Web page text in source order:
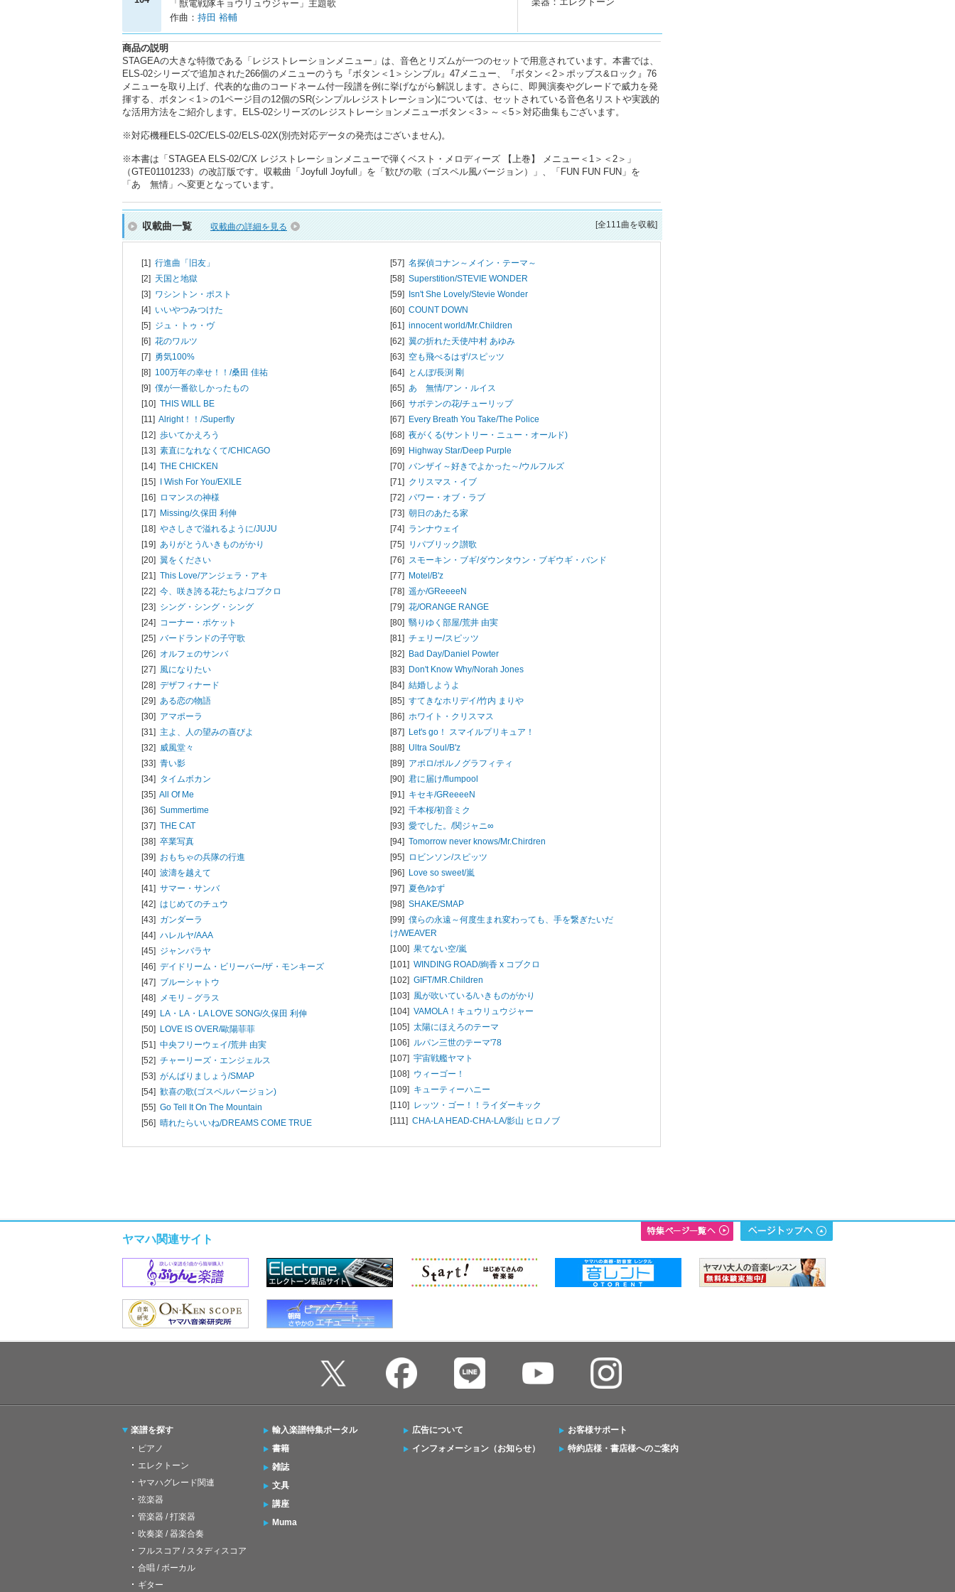
「獣電戦隊キョウリュウジャー」主題歌
作曲： 持田 裕輔
商品の説明
STAGEAの大きな特徴である「レジストレーションメニュー」は、音色とリズムが一つのセットで用意されています。本書では、
ELS-02シリーズで追加された266個のメニューのうち『ボタン＜1＞シンプル』47メニュー、『ボタン＜2＞ポップス&ロック』76
メニューを取り上げ、代表的な曲のコードネーム付一段譜を例に挙げながら解説します。さらに、即興演奏やグレードで威力を発
揮する、ボタン＜1＞の1ページ目の12個のSR(シンプルレジストレーション)については、セットされている音色名リストや実践的
な活用方法をご紹介します。ELS-02シリーズのレジストレーションメニューボタン＜3＞～＜5＞対応曲集もございます。
※対応機種ELS-02C/ELS-02/ELS-02X(別売対応データの発売はございません)。
※本書は「STAGEA ELS-02/C/X レジストレーションメニューで弾くベスト・メロディーズ 【上巻】 メニュー＜1＞＜2＞」
（GTE01101233）の改訂版です。収載曲「Joyfull Joyfull」を「歓びの歌（ゴスペル風バージョン）」、「FUN FUN FUN」を
「あゝ無情」へ変更となっています。
収載曲一覧 収載曲の詳細を見る [全111曲を収載]
[1] 行進曲「旧友」
[2] 天国と地獄
[3] ワシントン・ポスト
[4] いいやつみつけた
[5] ジュ・トゥ・ヴ
[6] 花のワルツ
[7] 勇気100%
[8] 100万年の幸せ！！/桑田 佳祐
[9] 僕が一番欲しかったもの
[10] THIS WILL BE
[11] Alright！！/Superfly
[12] 歩いてかえろう
[13] 素直になれなくて/CHICAGO
[14] THE CHICKEN
[15] I Wish For You/EXILE
[16] ロマンスの神様
[17] Missing/久保田 利伸
[18] やさしさで溢れるように/JUJU
[19] ありがとう/いきものがかり
[20] 翼をください
[21] This Love/アンジェラ・アキ
[22] 今、咲き誇る花たちよ/コブクロ
[23] シング・シング・シング
[24] コーナー・ポケット
[25] バードランドの子守歌
[26] オルフェのサンバ
[27] 風になりたい
[28] デザフィナード
[29] ある恋の物語
[30] アマポーラ
[31] 主よ、人の望みの喜びよ
[32] 威風堂々
[33] 青い影
[34] タイムボカン
[35] All Of Me
[36] Summertime
[37] THE CAT
[38] 卒業写真
[39] おもちゃの兵隊の行進
[40] 波濤を越えて
[41] サマー・サンバ
[42] はじめてのチュウ
[43] ガンダーラ
[44] ハレルヤ/AAA
[45] ジャンバラヤ
[46] デイドリーム・ビリーバー/ザ・モンキーズ
[47] ブルーシャトウ
[48] メモリ－グラス
[49] LA・LA・LA LOVE SONG/久保田 利伸
[50] LOVE IS OVER/歐陽菲菲
[51] 中央フリーウェイ/荒井 由実
[52] チャーリーズ・エンジェルス
[53] がんばりましょう/SMAP
[54] 歓喜の歌(ゴスペルバージョン)
[55] Go Tell It On The Mountain
[56] 晴れたらいいね/DREAMS COME TRUE
[57] 名探偵コナン～メイン・テーマ～
[58] Superstition/STEVIE WONDER
[59] Isn't She Lovely/Stevie Wonder
[60] COUNT DOWN
[61] innocent world/Mr.Children
[62] 翼の折れた天使/中村 あゆみ
[63] 空も飛べるはず/スピッツ
[64] とんぼ/長渕 剛
[65] あゝ無情/アン・ルイス
[66] サボテンの花/チューリップ
[67] Every Breath You Take/The Police
[68] 夜がくる(サントリー・ニュー・オールド)
[69] Highway Star/Deep Purple
[70] バンザイ～好きでよかった～/ウルフルズ
[71] クリスマス・イブ
[72] パワー・オブ・ラブ
[73] 朝日のあたる家
[74] ランナウェイ
[75] リパブリック讃歌
[76] スモーキン・ブギ/ダウンタウン・ブギウギ・バンド
[77] Motel/B'z
[78] 遥か/GReeeeN
[79] 花/ORANGE RANGE
[80] 翳りゆく部屋/荒井 由実
[81] チェリー/スピッツ
[82] Bad Day/Daniel Powter
[83] Don't Know Why/Norah Jones
[84] 結婚しようよ
[85] すてきなホリデイ/竹内 まりや
[86] ホワイト・クリスマス
[87] Let's go！ スマイルプリキュア！
[88] Ultra Soul/B'z
[89] アポロ/ポルノグラフィティ
[90] 君に届け/flumpool
[91] キセキ/GReeeeN
[92] 千本桜/初音ミク
[93] 愛でした。/関ジャニ∞
[94] Tomorrow never knows/Mr.Chirdren
[95] ロビンソン/スピッツ
[96] Love so sweet/嵐
[97] 夏色/ゆず
[98] SHAKE/SMAP
[99] 僕らの永遠～何度生まれ変わっても、手を繋ぎたいだ
け/WEAVER
[100] 果てない空/嵐
[101] WINDING ROAD/絢香 x コブクロ
[102] GIFT/MR.Children
[103] 風が吹いている/いきものがかり
[104] VAMOLA！キュウリュウジャー
[105] 太陽にほえろのテーマ
[106] ルパン三世のテーマ'78
[107] 宇宙戦艦ヤマト
[108] ウィーゴー！
[109] キューティーハニー
[110] レッツ・ゴー！！ライダーキック
[111] CHA-LA HEAD-CHA-LA/影山 ヒロノブ
ヤマハ関連サイト
楽譜を探す
ピアノ
エレクトーン
ヤマハグレード関連
弦楽器
管楽器 / 打楽器
吹奏楽 / 器楽合奏
フルスコア / スタディスコア
合唱 / ボーカル
ギター
輸入楽譜特集ポータル
書籍
雑誌
文具
講座
Muma
広告について
インフォメーション（お知らせ）
お客様サポート
特約店様・書店様へのご案内